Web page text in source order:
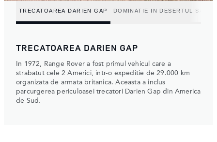
TRECATOAREA DARIEN GAP DOMINATIE IN DESERTUL
TRECATOAREA DARIEN GAP
In 1972, Range Rover a fost primul vehicul care a
strabatut cele 2 Americi, intr-o expeditie de 29.000 km
organizata de armata britanica. Aceasta a inclus
parcurgerea periculoasei trecatori Darien Gap din America
de Sud.